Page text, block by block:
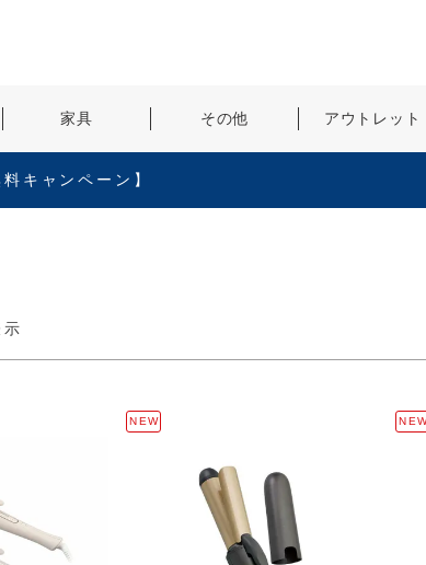
家具 その他 アウトレット
キャンペーン】
NEW